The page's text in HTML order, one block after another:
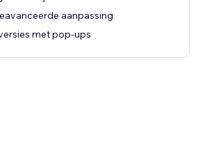
aanpassing
met pop-ups